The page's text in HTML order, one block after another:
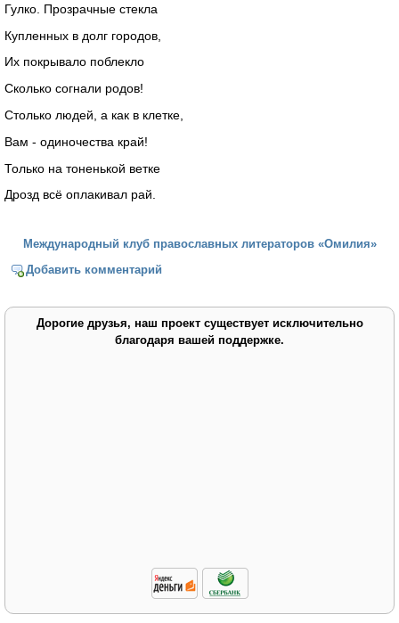
Гулко. Прозрачные стекла
Купленных в долг городов,
Их покрывало поблекло
Сколько согнали родов!
Столько людей, а как в клетке,
Вам - одиночества край!
Только на тоненькой ветке
Дрозд всё оплакивал рай.
Международный клуб православных литераторов «Омилия»
Добавить комментарий
Дорогие друзья, наш проект существует исключительно
благодаря вашей поддержке.